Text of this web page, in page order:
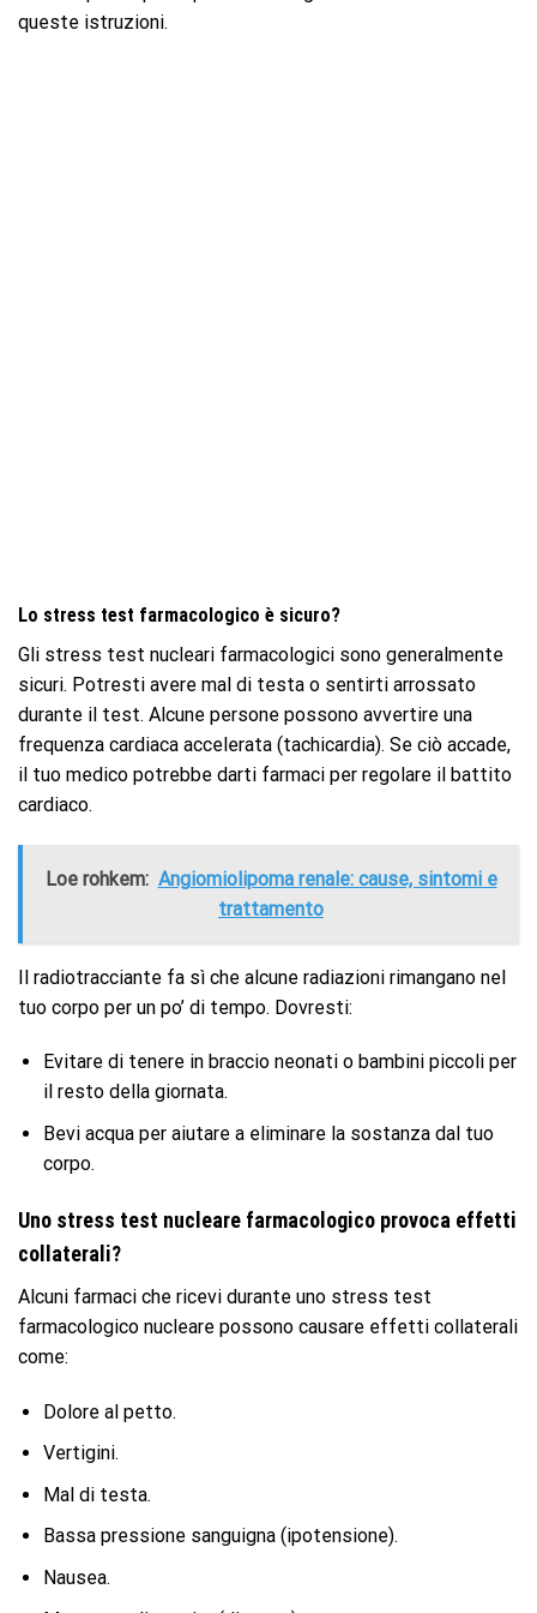
queste istruzioni.
Lo stress test farmacologico è sicuro?
Gli stress test nucleari farmacologici sono generalmente
sicuri. Potresti avere mal di testa o sentirti arrossato
durante il test. Alcune persone possono avvertire una
frequenza cardiaca accelerata (tachicardia). Se ciò accade,
il tuo medico potrebbe darti farmaci per regolare il battito
cardiaco.
Loe rohkem: Angiomiolipoma renale: cause, sintomi e
trattamento
Il radiotracciante fa sì che alcune radiazioni rimangano nel
tuo corpo per un po’ di tempo. Dovresti:
Evitare di tenere in braccio neonati o bambini piccoli per
il resto della giornata.
Bevi acqua per aiutare a eliminare la sostanza dal tuo
corpo.
Uno stress test nucleare farmacologico provoca effetti
collaterali?
Alcuni farmaci che ricevi durante uno stress test
farmacologico nucleare possono causare effetti collaterali
come:
Dolore al petto.
Vertigini.
Mal di testa.
Bassa pressione sanguigna (ipotensione).
Nausea.